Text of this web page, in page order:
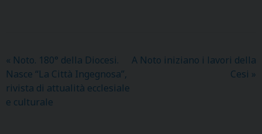
« Noto. 180° della Diocesi.
Nasce “La Città Ingegnosa”,
rivista di attualità ecclesiale
e culturale
A Noto iniziano i lavori della
Cesi »